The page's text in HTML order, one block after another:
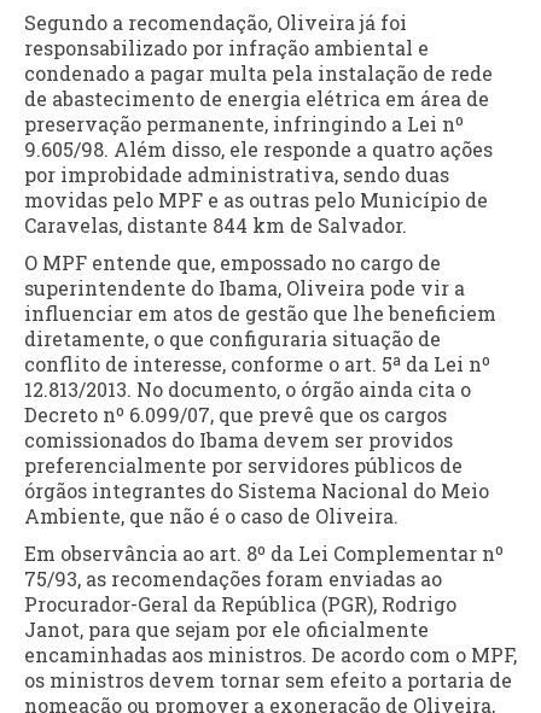
Segundo a recomendação, Oliveira já foi
responsabilizado por infração ambiental e
condenado a pagar multa pela instalação de rede
de abastecimento de energia elétrica em área de
preservação permanente, infringindo a Lei nº
9.605/98. Além disso, ele responde a quatro ações
por improbidade administrativa, sendo duas
movidas pelo MPF e as outras pelo Município de
Caravelas, distante 844 km de Salvador.
O MPF entende que, empossado no cargo de
superintendente do Ibama, Oliveira pode vir a
influenciar em atos de gestão que lhe beneficiem
diretamente, o que configuraria situação de
conflito de interesse, conforme o art. 5ª da Lei nº
12.813/2013. No documento, o órgão ainda cita o
Decreto nº 6.099/07, que prevê que os cargos
comissionados do Ibama devem ser providos
preferencialmente por servidores públicos de
órgãos integrantes do Sistema Nacional do Meio
Ambiente, que não é o caso de Oliveira.
Em observância ao art. 8º da Lei Complementar nº
75/93, as recomendações foram enviadas ao
Procurador-Geral da República (PGR), Rodrigo
Janot, para que sejam por ele oficialmente
encaminhadas aos ministros. De acordo com o MPF,
os ministros devem tornar sem efeito a portaria de
nomeação ou promover a exoneração de Oliveira,